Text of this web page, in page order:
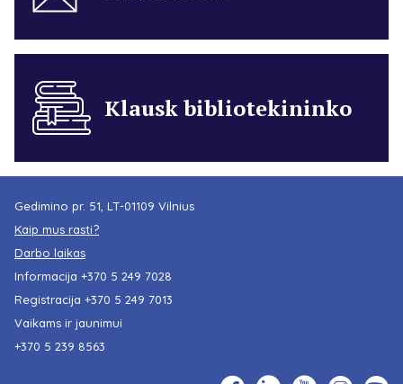
Klausk bibliotekininko
Gedimino pr. 51, LT-01109 Vilnius
Kaip mus rasti?
Darbo laikas
Informacija +370 5 249 7028
Registracija +370 5 249 7013
Vaikams ir jaunimui
+370 5 239 8563